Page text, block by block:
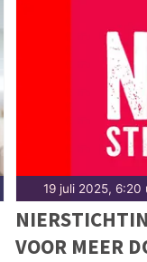
19 juli 2025, 6:20
VOOR MEER